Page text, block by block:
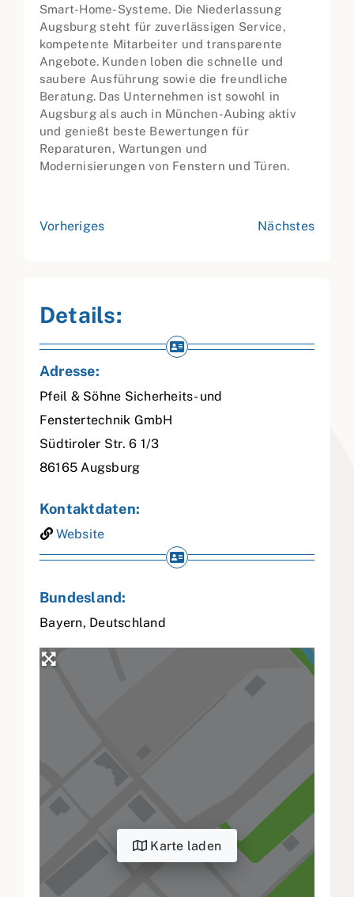
Smart-Home-Systeme. Die Niederlassung
Augsburg steht für zuverlässigen Service,
kompetente Mitarbeiter und transparente
Angebote. Kunden loben die schnelle und
saubere Ausführung sowie die freundliche
Beratung. Das Unternehmen ist sowohl in
Augsburg als auch in München-Aubing aktiv
und genießt beste Bewertungen für
Reparaturen, Wartungen und
Modernisierungen von Fenstern und Türen.
Vorheriges Nächstes
Details:
Adresse:
Pfeil & Söhne Sicherheits- und
Fenstertechnik GmbH
Südtiroler Str. 6 1/3
86165 Augsburg
Kontaktdaten:
Website
Bundesland:
Bayern, Deutschland
Karte laden